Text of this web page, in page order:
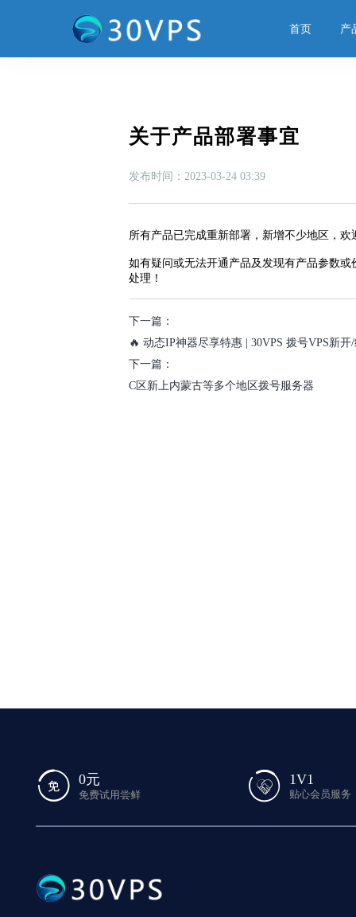
首页 产
关于产品部署事宜
发布时间：2023-03-24 03:39
所有产品已完成重新部署，新增不少地区，
如有疑问或无法开通产品及发现有产品参数
处理！
下一篇：
🔥 动态IP神器尽享特惠 | 30VPS 拨号VPS新开
下一篇：
C区新上内蒙古等多个地区拨号服务器
0元
免费试用尝鲜
1V1
贴心会员服务